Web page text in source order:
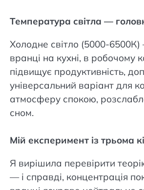
Температура світла —
Холодне світло (5000-6500К)
вранці на кухні, в робочому
підвищує продуктивність,
універсальний варіант для
атмосферу спокою,
сном.
Мій експеримент із трьома
Я вирішила перевірити
— і справді, концентрація